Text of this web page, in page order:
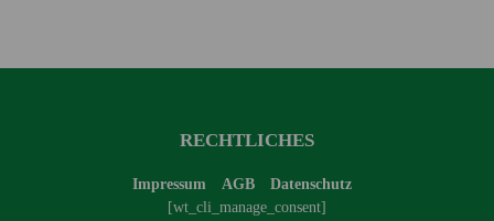
RECHTLICHES
Impressum AGB
Datenschutz
[wt_cli_manage_consent]